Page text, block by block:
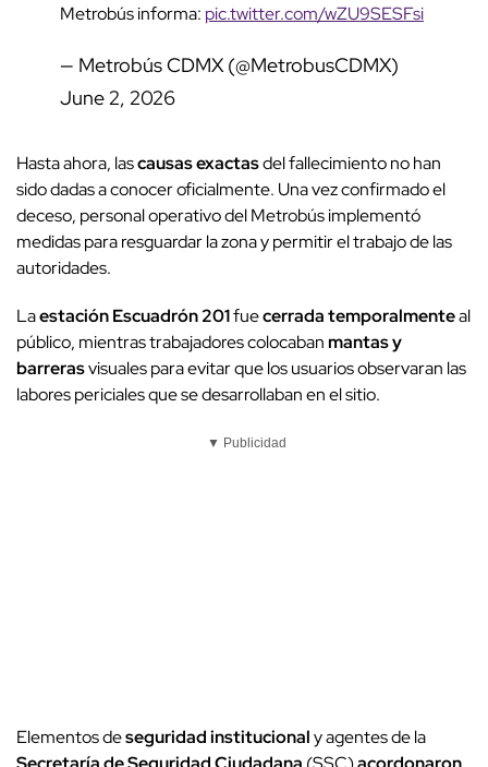
Metrobús informa: pic.twitter.com/wZU9SESFsi
— Metrobús CDMX (@MetrobusCDMX)
June 2, 2026
Hasta ahora, lascausas exactasdel fallecimiento no han
sido dadas a conocer oficialmente. Una vez confirmado el
deceso, personal operativo del Metrobús implementó
medidas para resguardar la zona y permitir el trabajo de las
autoridades.
Laestación Escuadrón 201fuecerrada temporalmenteal
público, mientras trabajadores colocabanmantas y
barrerasvisuales para evitar que los usuarios observaran las
labores periciales que se desarrollaban en el sitio.
▼ Publicidad
Elementos deseguridad institucionaly agentes de la